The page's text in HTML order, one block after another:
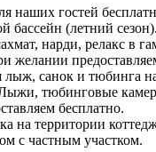
наших гостей
бассейн (летний сезон).
нарди, релакс в
желании
лыж, санок и тюбинга
тюбинговые
бесплатно.
на территории
с частным участком.